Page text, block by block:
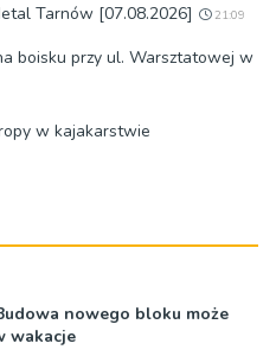
Tarnów [07.08.2026] 21:09
boisku przy ul. Warsztatowej w
w kajakarstwie
nowego bloku może
wakacje